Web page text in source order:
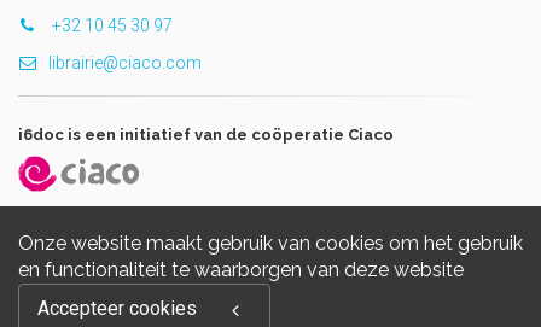
Onze website maakt gebruik van cookies om het gebruik
en functionaliteit te waarborgen van deze website
Accepteer cookies
+32 10 45 30 97
librairie@ciaco.com
i6doc is een initiatief van de coöperatie Ciaco
Reserved